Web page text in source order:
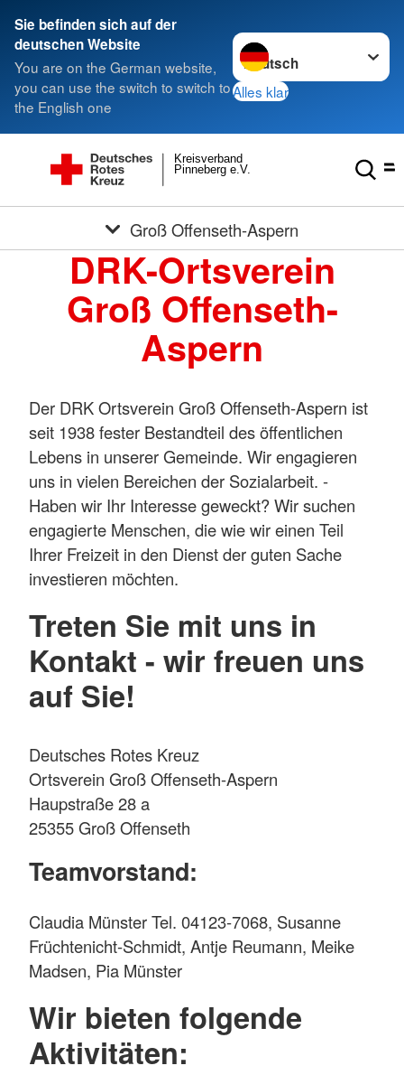
Sie befinden sich auf der
deutschen Website
You are on the German website,
you can use the switch to switch to
the English one
Sprache wechseln zu
Alles klar
Pinneberg e.V.
Kreisverband
Groß Offenseth-Aspern
DRK-Ortsverein
Groß Offenseth-
Aspern
Der DRK Ortsverein Groß Offenseth-Aspern ist
seit 1938 fester Bestandteil des öffentlichen
Lebens in unserer Gemeinde. Wir engagieren
uns in vielen Bereichen der Sozialarbeit. -
Haben wir Ihr Interesse geweckt? Wir suchen
engagierte Menschen, die wie wir einen Teil
Ihrer Freizeit in den Dienst der guten Sache
investieren möchten.
Treten Sie mit uns in
Kontakt - wir freuen uns
auf Sie!
Deutsches Rotes Kreuz
Ortsverein Groß Offenseth-Aspern
Haupstraße 28 a
25355 Groß Offenseth
Teamvorstand:
Claudia Münster Tel. 04123-7068, Susanne
Früchtenicht-Schmidt, Antje Reumann, Meike
Madsen, Pia Münster
Wir bieten folgende
Aktivitäten: